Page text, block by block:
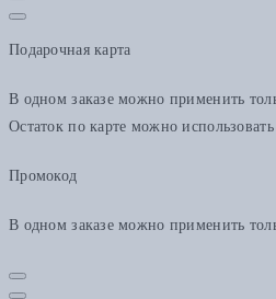
Подарочная карта
В одном заказе можно применить
Остаток по карте можно использовать
Промокод
В одном заказе можно применить